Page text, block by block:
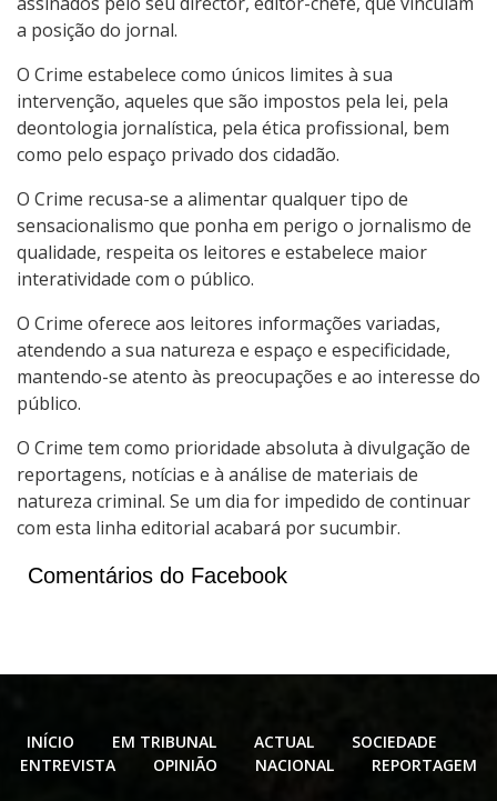
a posição do jornal.
O Crime estabelece como únicos limites à sua
intervenção, aqueles que são impostos pela lei, pela
deontologia jornalística, pela ética profissional, bem
como pelo espaço privado dos cidadão.
O Crime recusa-se a alimentar qualquer tipo de
sensacionalismo que ponha em perigo o jornalismo de
qualidade, respeita os leitores e estabelece maior
interatividade com o público.
O Crime oferece aos leitores informações variadas,
atendendo a sua natureza e espaço e especificidade,
mantendo-se atento às preocupações e ao interesse do
público.
O Crime tem como prioridade absoluta à divulgação de
reportagens, notícias e à análise de materiais de
natureza criminal. Se um dia for impedido de continuar
com esta linha editorial acabará por sucumbir.
Comentários do Facebook
INÍCIO EM TRIBUNAL ACTUAL
SOCIEDADE
ENTREVISTA
OPINIÃO NACIONAL REPORTAGEM